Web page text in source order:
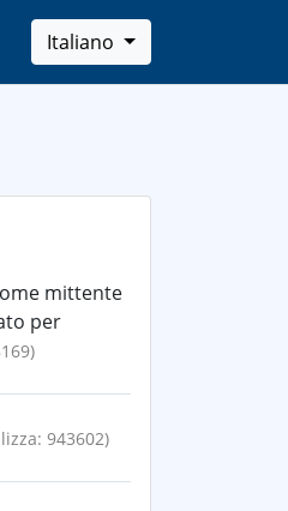
Italiano
mittente
per
943602)